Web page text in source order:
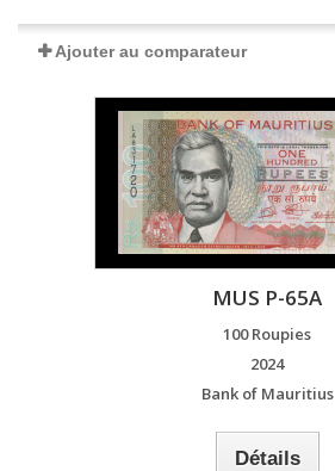
Ajouter au comparateur
MUS P-65A
100 Roupies
2024
Bank of Mauritius
Détails